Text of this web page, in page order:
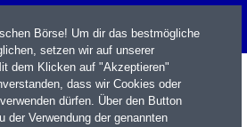
Börse! Um dir das bestmögliche
setzen wir auf unserer
dem Klicken auf "Akzeptieren"
dass wir Cookies oder
dürfen. Über den Button
der Verwendung der genannten